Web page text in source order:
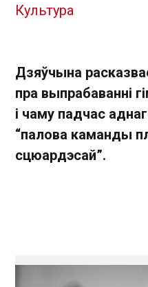
Культура
Дзяўчына
пра выпрабаванні
і чаму падчас
“палова каманды
сцюардэсай”.